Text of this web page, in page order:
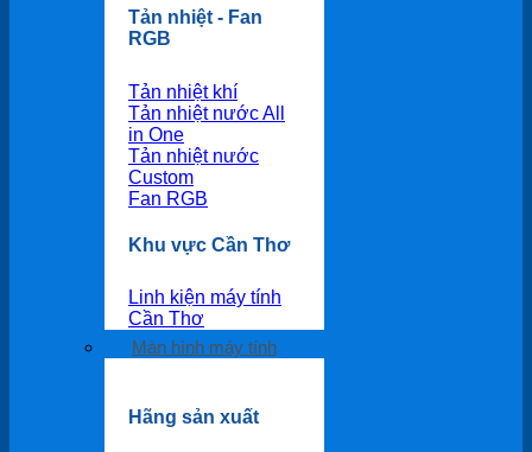
Tản nhiệt - Fan
RGB
Tản nhiệt khí
Tản nhiệt nước All
in One
Tản nhiệt nước
Custom
Fan RGB
Khu vực Cần Thơ
Linh kiện máy tính
Cần Thơ
Màn hình máy tính
Hãng sản xuất